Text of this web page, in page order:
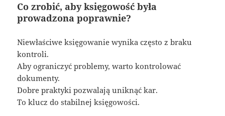
Co zrobić, aby księgowość była
prowadzona poprawnie?
Niewłaściwe księgowanie wynika często z braku
kontroli.
Aby ograniczyć problemy, warto kontrolować
dokumenty.
Dobre praktyki pozwalają uniknąć kar.
To klucz do stabilnej księgowości.